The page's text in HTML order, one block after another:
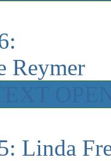
Reymer
Linda